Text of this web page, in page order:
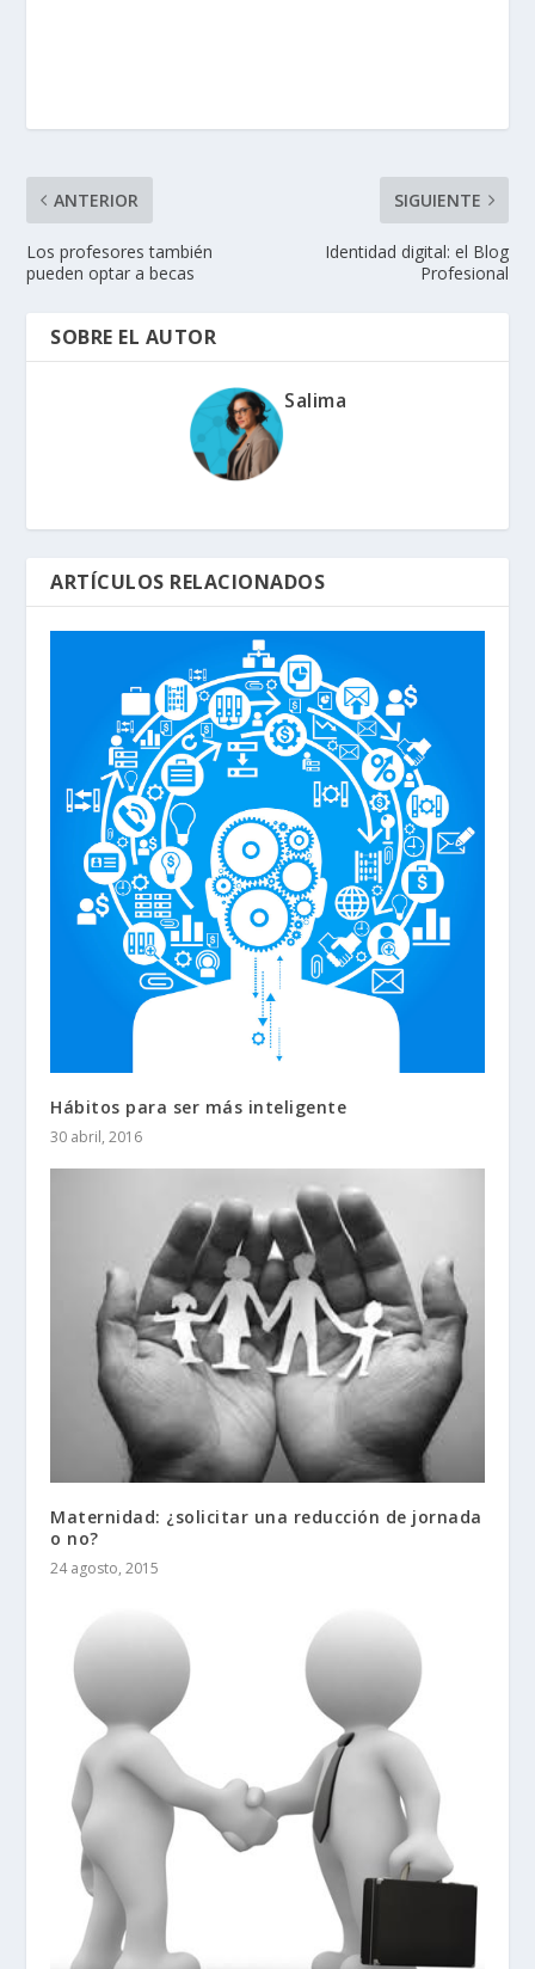
ANTERIOR
Los profesores también
pueden optar a becas
SIGUIENTE
Identidad digital: el Blog
Profesional
SOBRE EL AUTOR
Salima
ARTÍCULOS RELACIONADOS
Hábitos para ser más inteligente
30 abril, 2016
Maternidad: ¿solicitar una reducción de jornada
o no?
24 agosto, 2015